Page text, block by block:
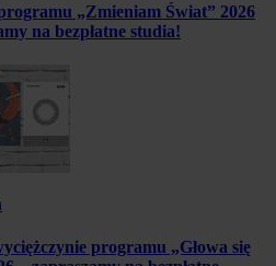
„Zmieniam Świat” 2026
na bezpłatne studia!
programu „Głowa się